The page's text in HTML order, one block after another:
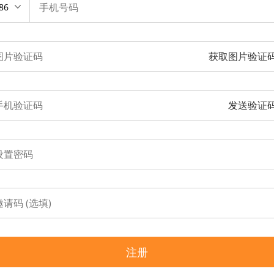
获取图片验证
发送验证
注册